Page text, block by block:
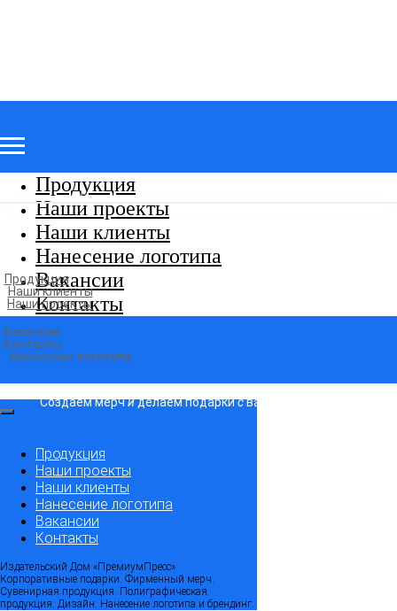
Продукция
Наши клиенты
Наши проекты
Вакансии
Контакты
Нанесение логотипа
Создаем мерчиделаем подаркисвашим логотипом.
Продукция
Наши проекты
Наши клиенты
Нанесение логотипа
Вакансии
Контакты
Продукция
Наши проекты
Наши клиенты
Нанесение логотипа
Вакансии
Контакты
Издательский Дом «ПремиумПресс»
Корпоративные подарки. Фирменный мерч.
Сувенирная продукция. Полиграфическая
продукция. Дизайн. Нанесение логотипа и брендинг.